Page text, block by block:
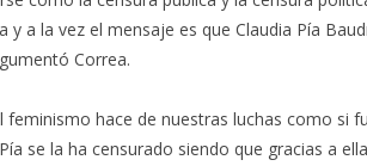
y a la vez el mensaje es que Claudia Pía
Correa.
feminismo hace de nuestras luchas como si
se la ha censurado siendo que gracias a